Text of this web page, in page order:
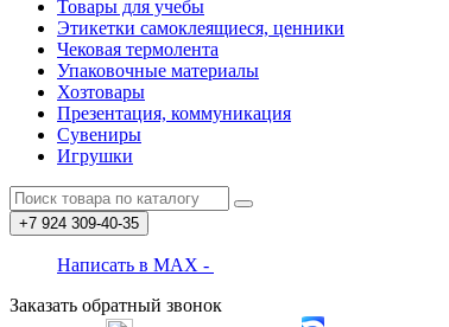
Товары для учебы
Этикетки самоклеящиеся, ценники
Чековая термолента
Упаковочные материалы
Хозтовары
Презентация, коммуникация
Сувениры
Игрушки
+7 924 309-40-35
Написать в MAX -
Заказать обратный звонок